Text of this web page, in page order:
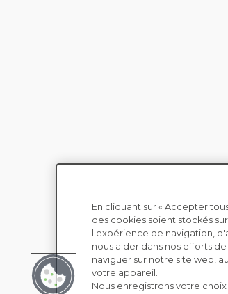
Copyright ©
En cliquant sur « Accepter
des cookies soient stockés
l'expérience de navigation,
nous aider dans nos efforts
naviguer sur notre site web,
votre appareil.
Nous enregistrons votre